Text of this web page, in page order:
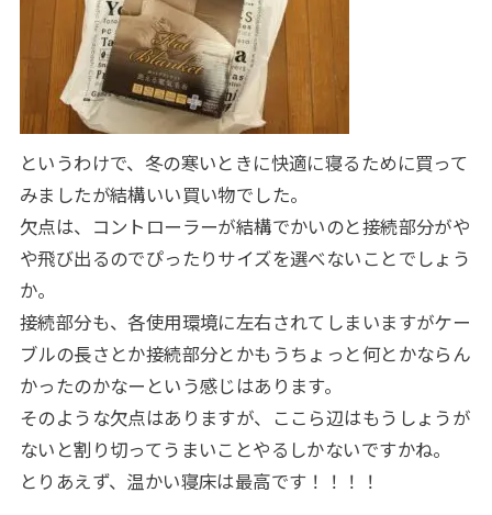
というわけで、冬の寒いときに快適に寝るために買って
みましたが結構いい買い物でした。
欠点は、コントローラーが結構でかいのと接続部分がや
や飛び出るのでぴったりサイズを選べないことでしょう
か。
接続部分も、各使用環境に左右されてしまいますがケー
ブルの長さとか接続部分とかもうちょっと何とかならん
かったのかなーという感じはあります。
そのような欠点はありますが、ここら辺はもうしょうが
ないと割り切ってうまいことやるしかないですかね。
とりあえず、温かい寝床は最高です！！！！